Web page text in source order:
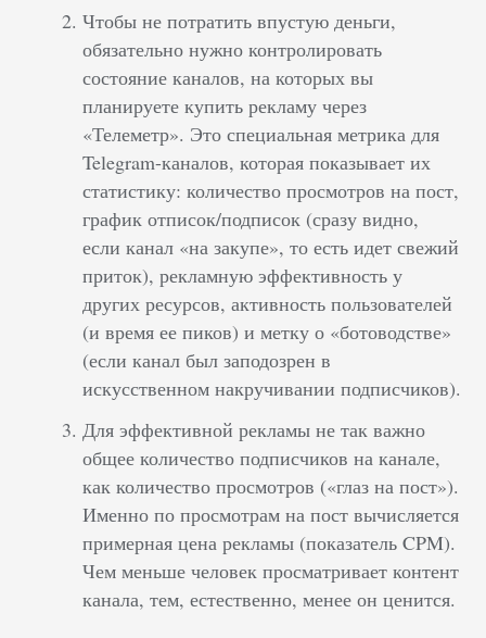
Чтобы не потратить впустую деньги,
обязательно нужно контролировать
состояние каналов, на которых вы
планируете купить рекламу через
«Телеметр». Это специальная метрика для
Telegram-каналов, которая показывает их
статистику: количество просмотров на пост,
график отписок/подписок (сразу видно,
если канал «на закупе», то есть идет свежий
приток), рекламную эффективность у
других ресурсов, активность пользователей
(и время ее пиков) и метку о «ботоводстве»
(если канал был заподозрен в
искусственном накручивании подписчиков).
Для эффективной рекламы не так важно
общее количество подписчиков на канале,
как количество просмотров («глаз на пост»).
Именно по просмотрам на пост вычисляется
примерная цена рекламы (показатель CPM).
Чем меньше человек просматривает контент
канала, тем, естественно, менее он ценится.